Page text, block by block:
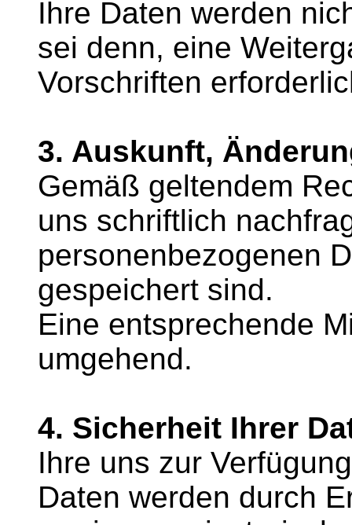
Ihre Daten werden
sei denn, eine
Vorschriften
3. Auskunft,
Gemäß geltendem
uns schriftlich
personenbezogenen
gespeichert sind.
Eine entsprechende
umgehend.
4. Sicherheit Ihrer
Ihre uns zur
Daten werden durch